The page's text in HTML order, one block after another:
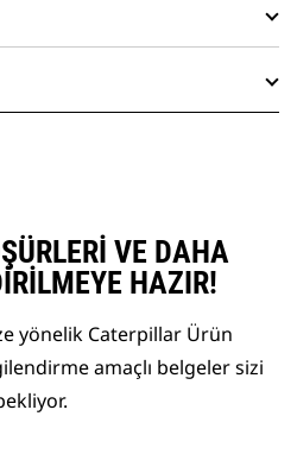
VE DAHA
HAZIR!
yönelik Caterpillar Ürün
amaçlı belgeler sizi